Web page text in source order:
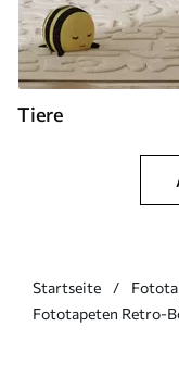
Tiere
Startseite
Fototapeten Retro-